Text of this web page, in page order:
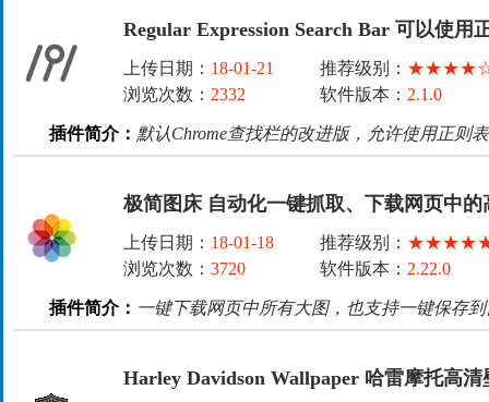
Regular Expression Search Bar 可以使用
上传日期： 18-01-21 推荐级别：
浏览次数： 2332 软件版本： 2.1.0
插件简介： 默认Chrome查找栏的改进版，允许使用正则
极简图床 自动化一键抓取、下载网页中的
上传日期： 18-01-18 推荐级别：
浏览次数： 3720 软件版本： 2.22.0
插件简介： 一键下载网页中所有大图，也支持一键保存
Harley Davidson Wallpaper 哈雷摩托高清